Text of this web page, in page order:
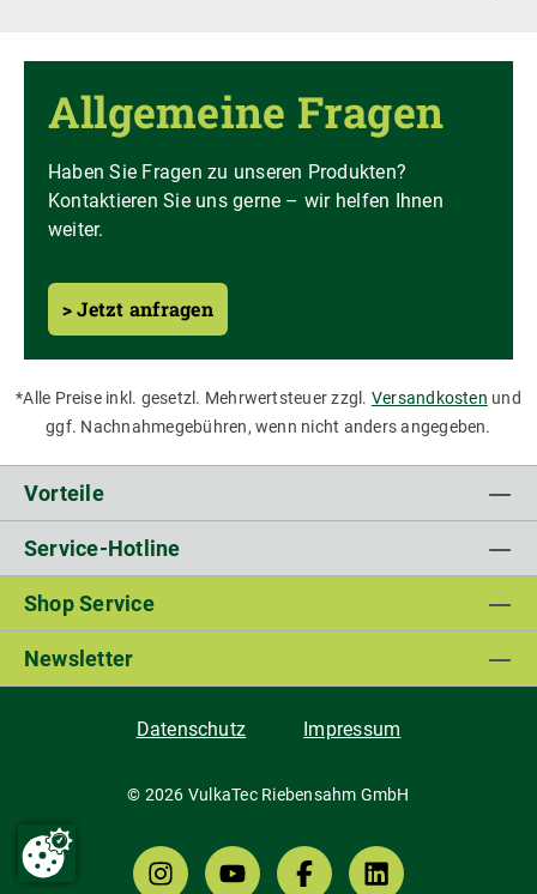
Allgemeine Fragen
Haben Sie Fragen zu unseren Produkten?
Kontaktieren Sie uns gerne – wir helfen Ihnen
weiter.
> Jetzt anfragen
*Alle Preise inkl. gesetzl. Mehrwertsteuer zzgl. Versandkosten und
ggf. Nachnahmegebühren, wenn nicht anders angegeben.
Vorteile
Service-Hotline
Shop Service
Newsletter
Datenschutz Impressum
© 2026 VulkaTec Riebensahm GmbH